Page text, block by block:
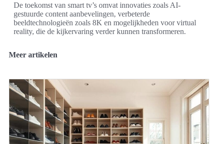
De toekomst van smart tv’s omvat innovaties zoals AI-
gestuurde content aanbevelingen, verbeterde
beeldtechnologieën zoals 8K en mogelijkheden voor virtual
reality, die de kijkervaring verder kunnen transformeren.
Meer artikelen